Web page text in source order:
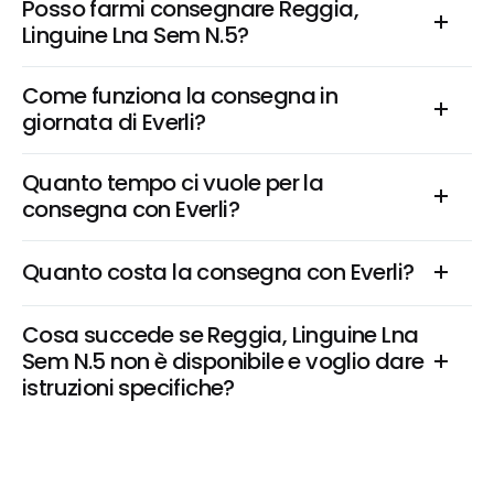
Posso farmi consegnare Reggia,
Linguine Lna Sem N.5?
Come funziona la consegna in
giornata di Everli?
Quanto tempo ci vuole per la
consegna con Everli?
Quanto costa la consegna con Everli?
Cosa succede se Reggia, Linguine Lna
Sem N.5 non è disponibile e voglio dare
istruzioni specifiche?